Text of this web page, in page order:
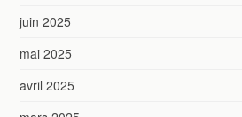
juin 2025
mai 2025
avril 2025